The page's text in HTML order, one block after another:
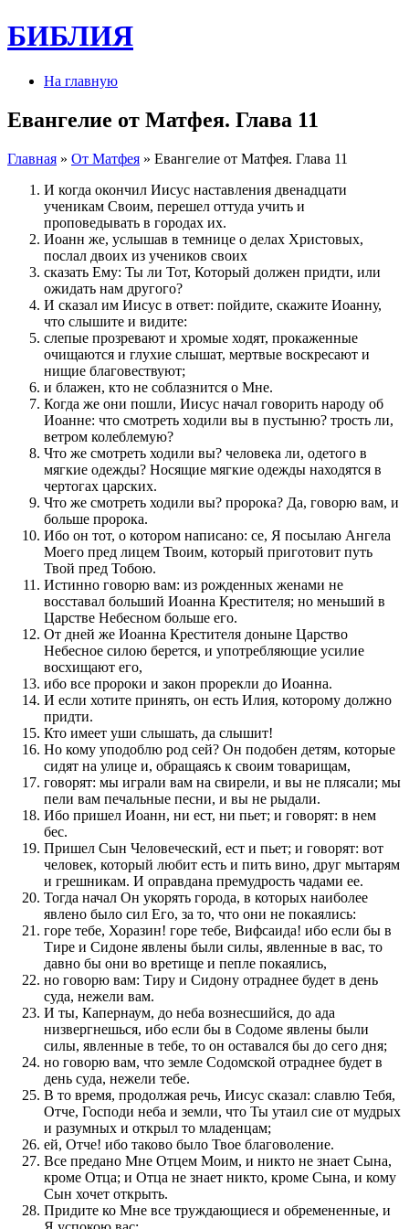
БИБЛИЯ
На главную
Евангелие от Матфея. Глава 11
Главная » От Матфея » Евангелие от Матфея. Глава 11
И когда окончил Иисус наставления двенадцати
ученикам Своим, перешел оттуда учить и
проповедывать в городах их.
Иоанн же, услышав в темнице о делах Христовых,
послал двоих из учеников своих
сказать Ему: Ты ли Тот, Который должен придти, или
ожидать нам другого?
И сказал им Иисус в ответ: пойдите, скажите Иоанну,
что слышите и видите:
слепые прозревают и хромые ходят, прокаженные
очищаются и глухие слышат, мертвые воскресают и
нищие благовествуют;
и блажен, кто не соблазнится о Мне.
Когда же они пошли, Иисус начал говорить народу об
Иоанне: что смотреть ходили вы в пустыню? трость ли,
ветром колеблемую?
Что же смотреть ходили вы? человека ли, одетого в
мягкие одежды? Носящие мягкие одежды находятся в
чертогах царских.
Что же смотреть ходили вы? пророка? Да, говорю вам, и
больше пророка.
Ибо он тот, о котором написано: се, Я посылаю Ангела
Моего пред лицем Твоим, который приготовит путь
Твой пред Тобою.
Истинно говорю вам: из рожденных женами не
восставал больший Иоанна Крестителя; но меньший в
Царстве Небесном больше его.
От дней же Иоанна Крестителя доныне Царство
Небесное силою берется, и употребляющие усилие
восхищают его,
ибо все пророки и закон прорекли до Иоанна.
И если хотите принять, он есть Илия, которому должно
придти.
Кто имеет уши слышать, да слышит!
Но кому уподоблю род сей? Он подобен детям, которые
сидят на улице и, обращаясь к своим товарищам,
говорят: мы играли вам на свирели, и вы не плясали; мы
пели вам печальные песни, и вы не рыдали.
Ибо пришел Иоанн, ни ест, ни пьет; и говорят: в нем
бес.
Пришел Сын Человеческий, ест и пьет; и говорят: вот
человек, который любит есть и пить вино, друг мытарям
и грешникам. И оправдана премудрость чадами ее.
Тогда начал Он укорять города, в которых наиболее
явлено было сил Его, за то, что они не покаялись:
горе тебе, Хоразин! горе тебе, Вифсаида! ибо если бы в
Тире и Сидоне явлены были силы, явленные в вас, то
давно бы они во вретище и пепле покаялись,
но говорю вам: Тиру и Сидону отраднее будет в день
суда, нежели вам.
И ты, Капернаум, до неба вознесшийся, до ада
низвергнешься, ибо если бы в Содоме явлены были
силы, явленные в тебе, то он оставался бы до сего дня;
но говорю вам, что земле Содомской отраднее будет в
день суда, нежели тебе.
В то время, продолжая речь, Иисус сказал: славлю Тебя,
Отче, Господи неба и земли, что Ты утаил сие от мудрых
и разумных и открыл то младенцам;
ей, Отче! ибо таково было Твое благоволение.
Все предано Мне Отцем Моим, и никто не знает Сына,
кроме Отца; и Отца не знает никто, кроме Сына, и кому
Сын хочет открыть.
Придите ко Мне все труждающиеся и обремененные, и